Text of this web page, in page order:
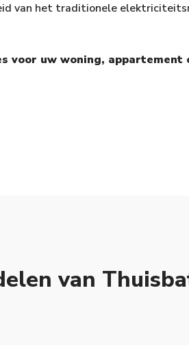
van het traditionele
voor uw woning, appartement
van